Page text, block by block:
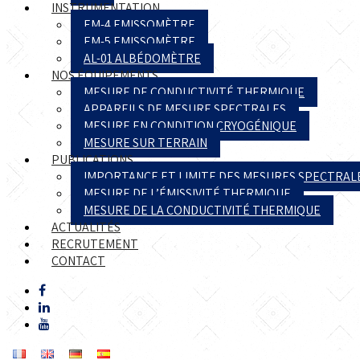
INSTRUMENTATION
EM-4 EMISSOMÈTRE
EM-5 EMISSOMÈTRE
AL-01 ALBÉDOMÈTRE
NOS ÉQUIPEMENTS
MESURE DE CONDUCTIVITÉ THERMIQUE
APPAREILS DE MESURE SPECTRALES
MESURE EN CONDITION CRYOGÉNIQUE
MESURE SUR TERRAIN
PUBLICATIONS
IMPORTANCE ET LIMITE DES MESURES
MESURE DE L’ÉMISSIVITÉ THERMIQUE
MESURE DE LA CONDUCTIVITÉ THERMIQUE
ACTUALITÉS
RECRUTEMENT
CONTACT